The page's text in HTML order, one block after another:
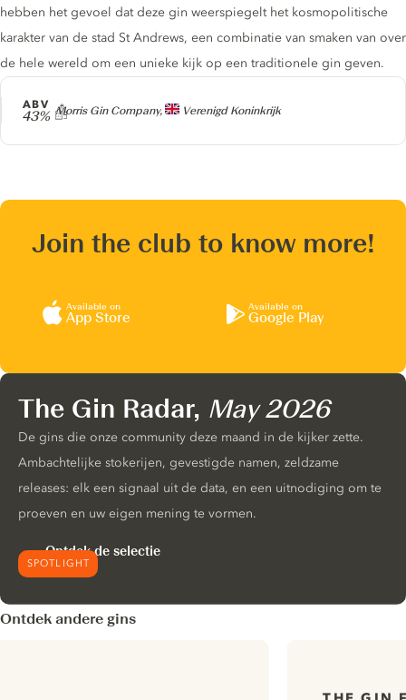
Producer
Morris Gin Company, Verenigd Koninkrijk
ABV
43%
hebben het gevoel dat deze gin weerspiegelt het kosmopolitische
karakter van de stad St Andrews, een combinatie van smaken van over
de hele wereld om een ​​unieke kijk op een traditionele gin geven.
Join the club to know more!
Available on
App Store
Available on
Google Play
SPOTLIGHT
The Gin Radar, May 2026
De gins die onze community deze maand in de kijker zette.
Ambachtelijke stokerijen, gevestigde namen, zeldzame
releases: elk een signaal uit de data, en een uitnodiging om te
proeven en uw eigen mening te vormen.
Ontdek de selectie
Ontdek andere gins